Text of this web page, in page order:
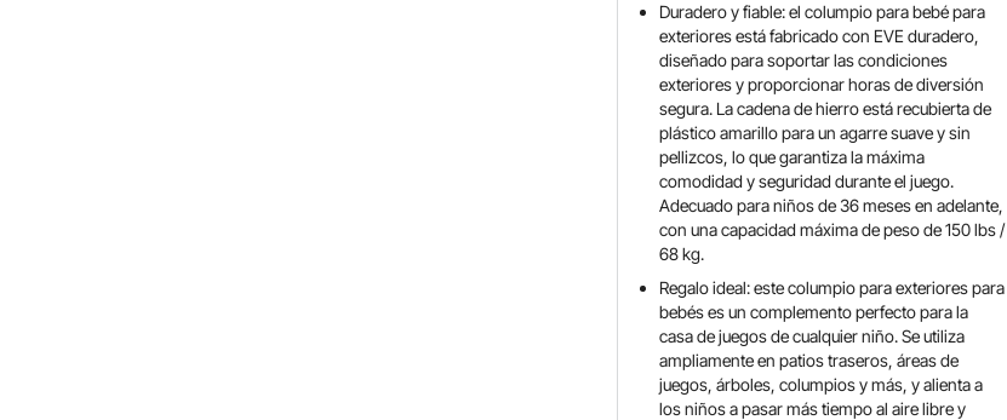
Duradero y fiable: el columpio para bebé para
exteriores está fabricado con EVE duradero,
diseñado para soportar las condiciones
exteriores y proporcionar horas de diversión
segura. La cadena de hierro está recubierta de
plástico amarillo para un agarre suave y sin
pellizcos, lo que garantiza la máxima
comodidad y seguridad durante el juego.
Adecuado para niños de 36 meses en adelante,
con una capacidad máxima de peso de 150 lbs /
68 kg.
Regalo ideal: este columpio para exteriores para
bebés es un complemento perfecto para la
casa de juegos de cualquier niño. Se utiliza
ampliamente en patios traseros, áreas de
juegos, árboles, columpios y más, y alienta a
los niños a pasar más tiempo al aire libre y